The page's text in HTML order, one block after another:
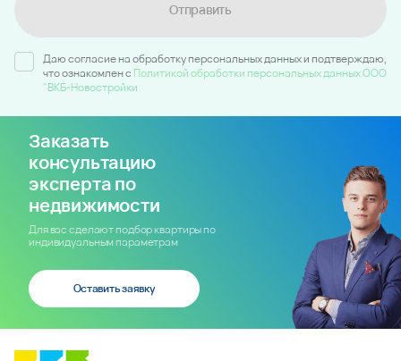
Отправить
Даю согласие на обработку персональных данных и подтверждаю,
что ознакомлен c Политикой обработки персональных данных ООО
"ВКБ-Новостройки
Заказать
консультацию
эксперта по
недвижимости
Для вас сделают подбор квартиры по
индивидуальным параметрам
Оставить заявку